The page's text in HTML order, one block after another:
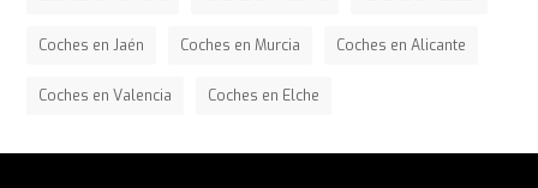
Coches en Jaén Coches en Murcia Coches en Alicante
Coches en Valencia Coches en Elche